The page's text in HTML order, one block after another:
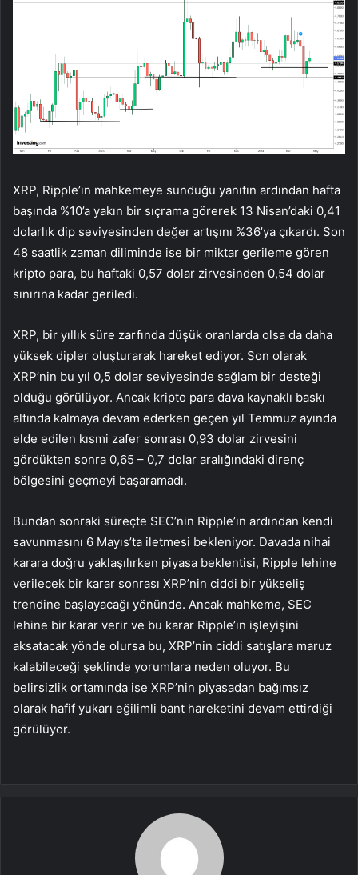
XRP, Ripple’ın mahkemeye sunduğu yanıtın ardından hafta
başında %10’a yakın bir sıçrama görerek 13 Nisan’daki 0,41
dolarlık dip seviyesinden değer artışını %36’ya çıkardı. Son
48 saatlik zaman diliminde ise bir miktar gerileme gören
kripto para, bu haftaki 0,57 dolar zirvesinden 0,54 dolar
sınırına kadar geriledi.
XRP, bir yıllık süre zarfında düşük oranlarda olsa da daha
yüksek dipler oluşturarak hareket ediyor. Son olarak
XRP’nin bu yıl 0,5 dolar seviyesinde sağlam bir desteği
olduğu görülüyor. Ancak kripto para dava kaynaklı baskı
altında kalmaya devam ederken geçen yıl Temmuz ayında
elde edilen kısmi zafer sonrası 0,93 dolar zirvesini
gördükten sonra 0,65 – 0,7 dolar aralığındaki direnç
bölgesini geçmeyi başaramadı.
Bundan sonraki süreçte SEC’nin Ripple’ın ardından kendi
savunmasını 6 Mayıs’ta iletmesi bekleniyor. Davada nihai
karara doğru yaklaşılırken piyasa beklentisi, Ripple lehine
verilecek bir karar sonrası XRP’nin ciddi bir yükseliş
trendine başlayacağı yönünde. Ancak mahkeme, SEC
lehine bir karar verir ve bu karar Ripple’ın işleyişini
aksatacak yönde olursa bu, XRP’nin ciddi satışlara maruz
kalabileceği şeklinde yorumlara neden oluyor. Bu
belirsizlik ortamında ise XRP’nin piyasadan bağımsız
olarak hafif yukarı eğilimli bant hareketini devam ettirdiği
görülüyor.